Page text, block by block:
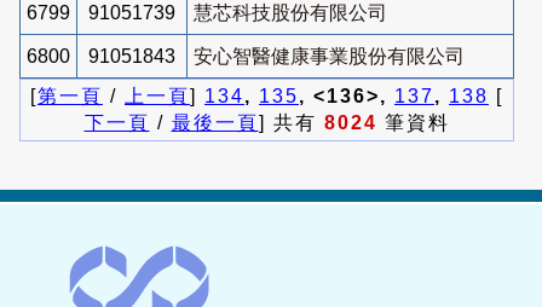
6799 91051739 慧芯科技股份有限公司
6800 91051843
安心智醫健康事業股份有限公司
[第一頁 / 上一頁] 134, 135, <136>, 137, 138 [
下一頁 / 最後一頁] 共有 8024 筆資料